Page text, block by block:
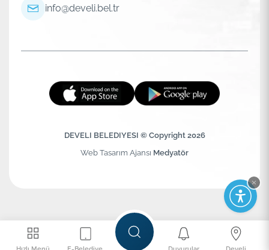
info@develi.bel.tr
DEVELI BELEDIYESI © Copyright 2026
Web Tasarım Ajansı Medyatör